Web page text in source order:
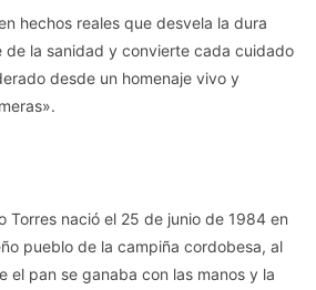
hechos reales que desvela la dura
de la sanidad y convierte cada cuidado
desde un homenaje vivo y
Torres nació el 25 de junio de 1984 en
pueblo de la campiña cordobesa, al
el pan se ganaba con las manos y la